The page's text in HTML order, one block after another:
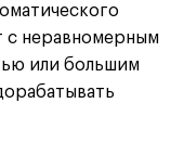
с неравномерным
или большим